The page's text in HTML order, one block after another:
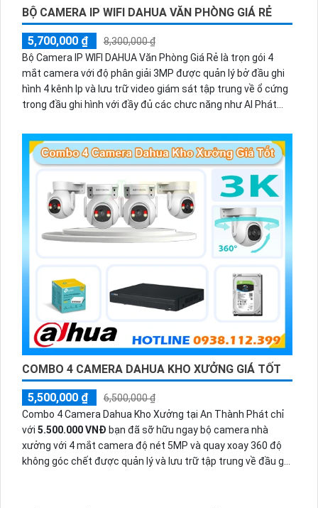
BỘ CAMERA IP WIFI DAHUA VĂN PHÒNG GIÁ RẺ
5,700,000 ₫
8,300,000 ₫
Bộ Camera IP WIFI DAHUA Văn Phòng Giá Rẻ là trọn gói 4
mắt camera với độ phân giải 3MP được quản lý bở đầu ghi
hình 4 kênh Ip và lưu trữ video giám sát tập trung về ổ cứng
trong đầu ghi hình với đầy đủ các chưc năng như AI Phát
có màu vào ban đêm
COMBO 4 CAMERA DAHUA KHO XƯỞNG GIÁ TỐT
5,500,000 ₫
6,500,000 ₫
Combo 4 Camera Dahua Kho Xưởng tại An Thành Phát chỉ
với 5.500.000 VNĐ bạn đã sỡ hữu ngay bộ camera nhà
xưởng với 4 mắt camera độ nét 5MP và quay xoay 360 độ
không góc chết được quản lý và lưu trữ tập trung về đầu ghi